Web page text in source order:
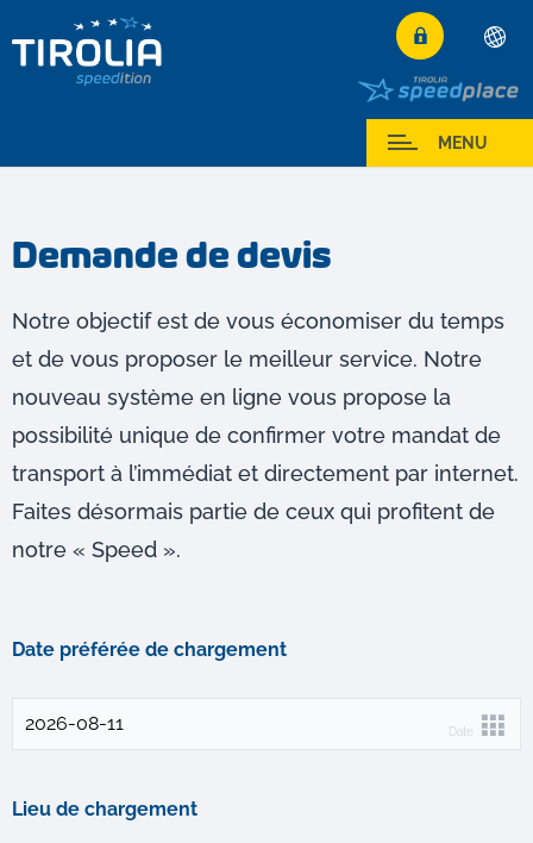
Deutsch
English
Français
Česky
Magyar
Hrvatski
Română
MENU
Demande de devis
Notre objectif est de vous économiser du temps
et de vous proposer le meilleur service. Notre
nouveau système en ligne vous propose la
possibilité unique de confirmer votre mandat de
transport à l’immédiat et directement par internet.
Faites désormais partie de ceux qui profitent de
notre « Speed ».
Date préférée de chargement
Date
Lieu de chargement